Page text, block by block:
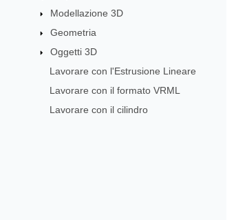
Modellazione 3D
Geometria
Oggetti 3D
Lavorare con l'Estrusione Lineare
Lavorare con il formato VRML
Lavorare con il cilindro